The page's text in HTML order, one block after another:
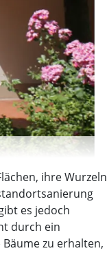
ihre Wurzeln
es jedoch
durch ein
zu erhalten,